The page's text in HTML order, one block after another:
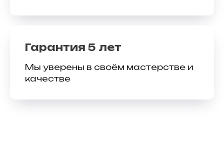
Гарантия 5 лет
Мы уверены в своём мастерстве и
качестве